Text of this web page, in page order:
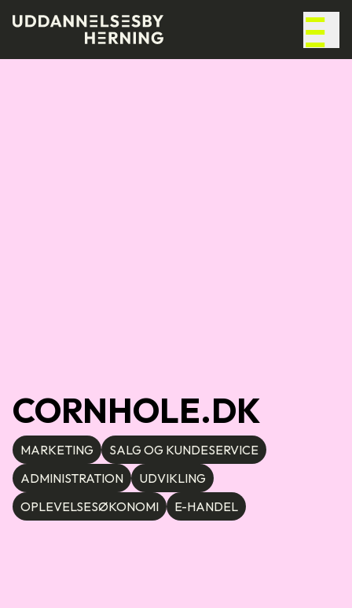
CORNHOLE.DK
MARKETING
SALG OG KUNDESERVICE
ADMINISTRATION
UDVIKLING
OPLEVELSESØKONOMI
E-HANDEL